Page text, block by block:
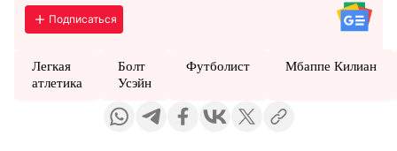
Подписаться
Легкая
атлетика
Болт
Усэйн
Футболист Мбаппе Килиан